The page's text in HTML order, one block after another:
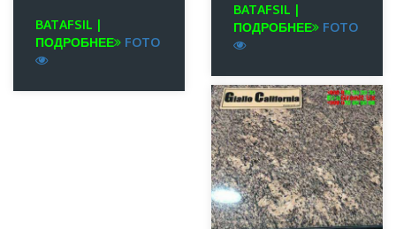
BATAFSIL |
ПОДРОБНЕЕ
FOTO
BATAFSIL |
ПОДРОБНЕЕ
FOTO